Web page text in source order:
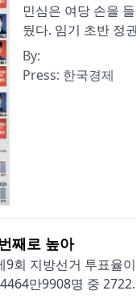
민심은 여당 손을
뒀다. 임기 초반 정
By:
Press: 한국경제
째로 높아
회 지방선거 투표율
만9908명 중